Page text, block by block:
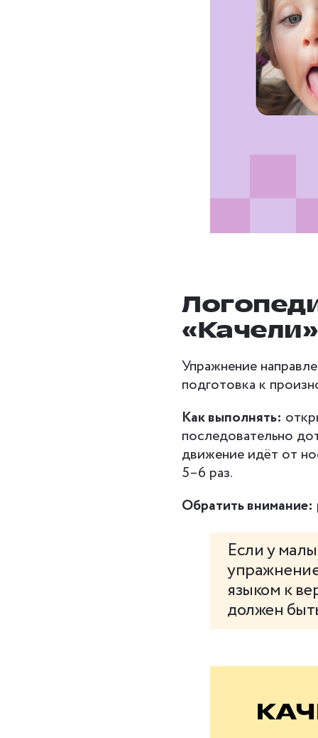
«Качели»
Упражнение
подготовка к
Как выполнять:
последовательно
движение идёт от
5–6 раз.
Обратить внимание:
Если у
языком к
должен